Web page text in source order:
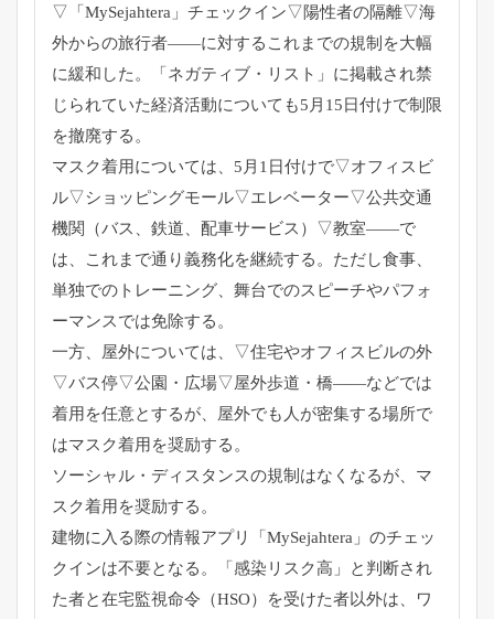
▽「MySejahtera」チェックイン▽陽性者の隔離▽海
外からの旅行者――に対するこれまでの規制を大幅
に緩和した。「ネガティブ・リスト」に掲載され禁
じられていた経済活動についても5月15日付けで制限
を撤廃する。
マスク着用については、5月1日付けで▽オフィスビ
ル▽ショッピングモール▽エレベーター▽公共交通
機関（バス、鉄道、配車サービス）▽教室――で
は、これまで通り義務化を継続する。ただし食事、
単独でのトレーニング、舞台でのスピーチやパフォ
ーマンスでは免除する。
一方、屋外については、▽住宅やオフィスビルの外
▽バス停▽公園・広場▽屋外歩道・橋――などでは
着用を任意とするが、屋外でも人が密集する場所で
はマスク着用を奨励する。
ソーシャル・ディスタンスの規制はなくなるが、マ
スク着用を奨励する。
建物に入る際の情報アプリ「MySejahtera」のチェッ
クインは不要となる。「感染リスク高」と判断され
た者と在宅監視命令（HSO）を受けた者以外は、ワ